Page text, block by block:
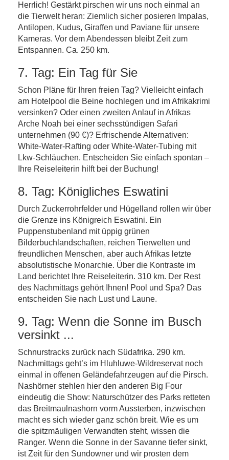
Herrlich! Gestärkt pirschen wir uns noch einmal an
die Tierwelt heran: Ziemlich sicher posieren Impalas,
Antilopen, Kudus, Giraffen und Paviane für unsere
Kameras. Vor dem Abendessen bleibt Zeit zum
Entspannen. Ca. 250 km.
7. Tag: Ein Tag für Sie
Schon Pläne für Ihren freien Tag? Vielleicht einfach
am Hotelpool die Beine hochlegen und im Afrikakrimi
versinken? Oder einen zweiten Anlauf in Afrikas
Arche Noah bei einer sechsstündigen Safari
unternehmen (90 €)? Erfrischende Alternativen:
White-Water-Rafting oder White-Water-Tubing mit
Lkw-Schläuchen. Entscheiden Sie einfach spontan –
Ihre Reiseleiterin hilft bei der Buchung!
8. Tag: Königliches Eswatini
Durch Zuckerrohrfelder und Hügelland rollen wir über
die Grenze ins Königreich Eswatini. Ein
Puppenstubenland mit üppig grünen
Bilderbuchlandschaften, reichen Tierwelten und
freundlichen Menschen, aber auch Afrikas letzte
absolutistische Monarchie. Über die Kontraste im
Land berichtet Ihre Reiseleiterin. 310 km. Der Rest
des Nachmittags gehört Ihnen! Pool und Spa? Das
entscheiden Sie nach Lust und Laune.
9. Tag: Wenn die Sonne im Busch
versinkt ...
Schnurstracks zurück nach Südafrika. 290 km.
Nachmittags geht’s im Hluhluwe-Wildreservat noch
einmal in offenen Geländefahrzeugen auf die Pirsch.
Nashörner stehlen hier den anderen Big Four
eindeutig die Show: Naturschützer des Parks retteten
das Breitmaulnashorn vorm Aussterben, inzwischen
macht es sich wieder ganz schön breit. Wie es um
die spitzmäuligen Verwandten steht, wissen die
Ranger. Wenn die Sonne in der Savanne tiefer sinkt,
ist Zeit für den Sundowner und wir prosten dem